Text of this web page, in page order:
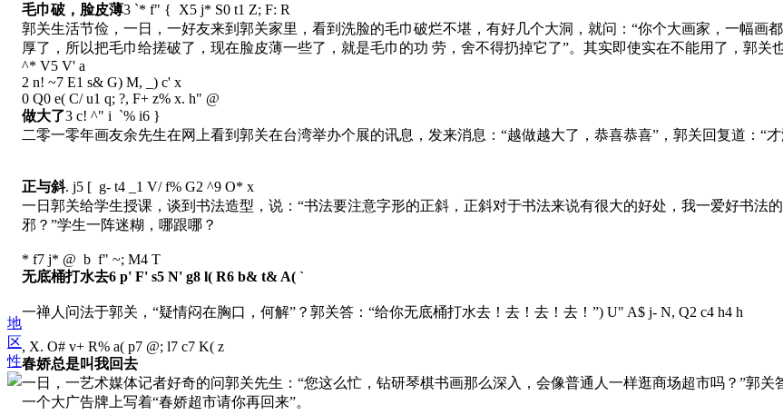
地
区
性
毛巾破，脸皮薄3 `* f" { X5 j* S0 t1 Z; F: R
郭关生活节俭，一日，一好友来到郭关家里，看到洗脸的毛巾破烂不堪，有好几个大洞，就问：“你个大画家，一幅画
厚了，所以把毛巾给搓破了，现在脸皮薄一些了，就是毛巾的功 劳，舍不得扔掉它了”。其实即使实在不能用了，郭关
^* V5 V' a
2 n! ~7 E1 s& G) M, _) c' x
0 Q0 e( C/ u1 q; ?, F+ z% x. h" @
做大了3 c! ^" i `% i6 }
二零一零年画友余先生在网上看到郭关在台湾举办个展的讯息，发来消息：“越做越大了，恭喜恭喜”，郭关回复道：
正与斜. j5 [ g- t4 _1 V/ f% G2 ^9 O* x
一日郭关给学生授课，谈到书法造型，说：“书法要注意字形的正斜，正斜对于书法来说有很大的好处，我一爱好书法
邪？”学生一阵迷糊，哪跟哪？
* f7 j* @ b f" ~; M4 T
无底桶打水去6 p' F' s5 N' g8 l( R6 b& t& A( `
一禅人问法于郭关，“疑情闷在胸口，何解”？郭关答：“给你无底桶打水去！去！去！去！”) U" A$ j- N, Q2 c4 h4 h
, X. O# v+ R% a( p7 @; l7 c7 K( z
春娇总是叫我回去
一日，一艺术媒体记者好奇的问郭关先生：“您这么忙，钻研琴棋书画那么深入，会像普通人一样逛商场超市吗？”郭
一个大广告牌上写着“春娇超市请你再回来”。